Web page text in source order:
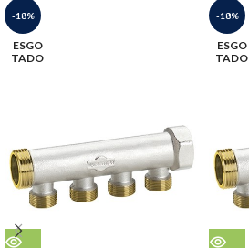
-18%
ESGO
TADO
-18%
ESGO
TADO